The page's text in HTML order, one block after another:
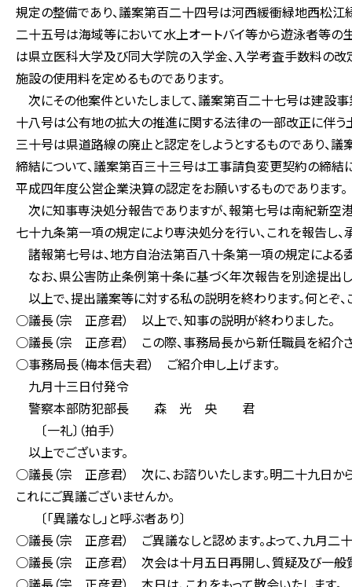
規定の整備であり、議案第百二十四号は河西緩衝緑地西松江
二十五号は海域等において水上オートバイ等から遊泳者等の
は県立医科大学及び同大学院の入学金、入学考査手数料の
施設の使用料を定めるものであります。
次にその他案件といたしまして、議案第百二十七号は建設
十八号は公有地の拡大の推進に関する法律の一部改正に伴
三十号は県道路線の廃止と認定をしようとするものであり、
締結について、議案第百三十三号は工事請負変更契約の締結
平成四年度公営企業決算の認定をお願いするものであります。
次に知事専決処分報告でありますが、報第七号は南紀新空
七十九条第一項の規定により専決処分を行い、これを報告し、
諸報第七号は、地方自治法第百八十条第一項の規定による
なお、県公害防止条例第十条に基づく年次報告を別途提出し
以上で、提出議案等に対する私の説明を終わります。何とぞ
○議長（宗 正彦君） 以上で、知事の説明が終わりました。
○議長（宗 正彦君） この際、事務局長から新任職員を紹介さ
○事務局長（梅本信夫君） ご紹介申し上げます。
九月十三日付発令
警察本部防犯部長 森 光 央 君
〔一礼〕（拍手）
以上でございます。
○議長（宗 正彦君） 次に、お諮りいたします。明二十九日
これにご異議ございませんか。
〔「異議なし」と呼ぶ者あり〕
○議長（宗 正彦君） ご異議なしと認めます。よって、九月二
○議長（宗 正彦君） 次会は十月五日再開し、質疑及び一般